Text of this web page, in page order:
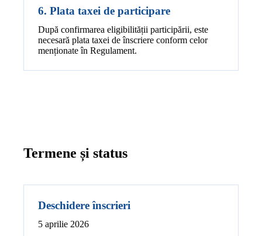
6. Plata taxei de participare
După confirmarea eligibilității participării, este
necesară plata taxei de înscriere conform celor
menționate în Regulament.
Termene și status
Deschidere înscrieri
5 aprilie 2026